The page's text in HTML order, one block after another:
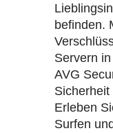
befinden.
Servern
AVG
Erleben
Surfen